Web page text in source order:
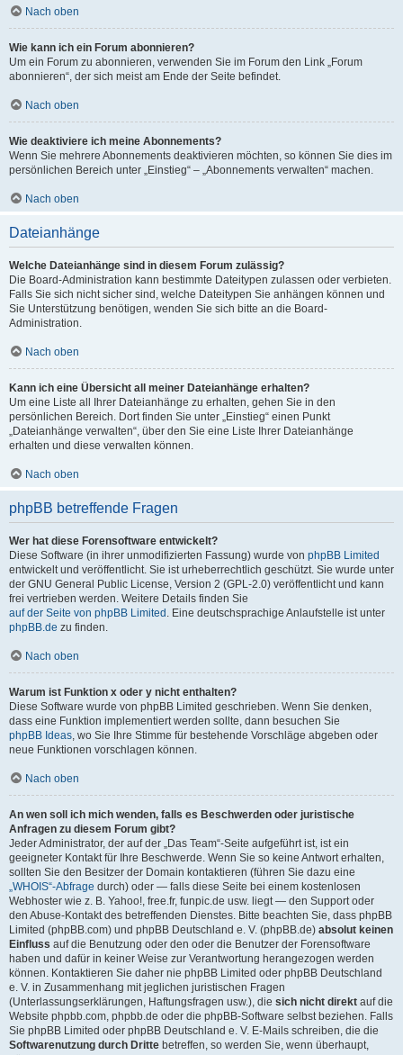
Nach oben
Wie kann ich ein Forum abonnieren?
Um ein Forum zu abonnieren, verwenden Sie im Forum den Link „Forum
abonnieren“, der sich meist am Ende der Seite befindet.
Nach oben
Wie deaktiviere ich meine Abonnements?
Wenn Sie mehrere Abonnements deaktivieren möchten, so können Sie dies im
persönlichen Bereich unter „Einstieg“ – „Abonnements verwalten“ machen.
Nach oben
Dateianhänge
Welche Dateianhänge sind in diesem Forum zulässig?
Die Board-Administration kann bestimmte Dateitypen zulassen oder verbieten.
Falls Sie sich nicht sicher sind, welche Dateitypen Sie anhängen können und
Sie Unterstützung benötigen, wenden Sie sich bitte an die Board-
Administration.
Nach oben
Kann ich eine Übersicht all meiner Dateianhänge erhalten?
Um eine Liste all Ihrer Dateianhänge zu erhalten, gehen Sie in den
persönlichen Bereich. Dort finden Sie unter „Einstieg“ einen Punkt
„Dateianhänge verwalten“, über den Sie eine Liste Ihrer Dateianhänge
erhalten und diese verwalten können.
Nach oben
phpBB betreffende Fragen
Wer hat diese Forensoftware entwickelt?
Diese Software (in ihrer unmodifizierten Fassung) wurde von phpBB Limited
entwickelt und veröffentlicht. Sie ist urheberrechtlich geschützt. Sie wurde unter
der GNU General Public License, Version 2 (GPL-2.0) veröffentlicht und kann
frei vertrieben werden. Weitere Details finden Sie
auf der Seite von phpBB Limited . Eine deutschsprachige Anlaufstelle ist unter
phpBB.de zu finden.
Nach oben
Warum ist Funktion x oder y nicht enthalten?
Diese Software wurde von phpBB Limited geschrieben. Wenn Sie denken,
dass eine Funktion implementiert werden sollte, dann besuchen Sie
phpBB Ideas, wo Sie Ihre Stimme für bestehende Vorschläge abgeben oder
neue Funktionen vorschlagen können.
Nach oben
An wen soll ich mich wenden, falls es Beschwerden oder juristische
Anfragen zu diesem Forum gibt?
Jeder Administrator, der auf der „Das Team“-Seite aufgeführt ist, ist ein
geeigneter Kontakt für Ihre Beschwerde. Wenn Sie so keine Antwort erhalten,
sollten Sie den Besitzer der Domain kontaktieren (führen Sie dazu eine
„WHOIS“-Abfrage durch) oder — falls diese Seite bei einem kostenlosen
Webhoster wie z. B. Yahoo!, free.fr, funpic.de usw. liegt — den Support oder
den Abuse-Kontakt des betreffenden Dienstes. Bitte beachten Sie, dass phpBB
Limited (phpBB.com) und phpBB Deutschland e. V. (phpBB.de) absolut keinen
Einfluss auf die Benutzung oder den oder die Benutzer der Forensoftware
haben und dafür in keiner Weise zur Verantwortung herangezogen werden
können. Kontaktieren Sie daher nie phpBB Limited oder phpBB Deutschland
e. V. in Zusammenhang mit jeglichen juristischen Fragen
(Unterlassungserklärungen, Haftungsfragen usw.), die sich nicht direkt auf die
Website phpbb.com, phpbb.de oder die phpBB-Software selbst beziehen. Falls
Sie phpBB Limited oder phpBB Deutschland e. V. E-Mails schreiben, die die
Softwarenutzung durch Dritte betreffen, so werden Sie, wenn überhaupt,